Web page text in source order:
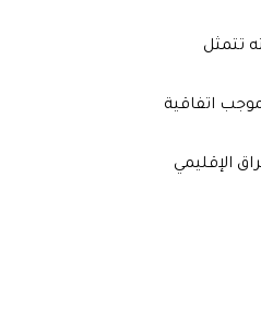
تتمثل
اتفاقية
الإقليمي